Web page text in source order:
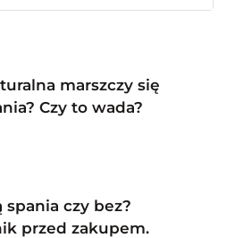
marszczy się
Czy to wada?
czy bez?
przed zakupem.